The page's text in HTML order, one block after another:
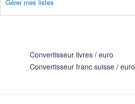
Gérer mes listes
Convertisseur livres / euro
Convertisseur franc suisse / euro